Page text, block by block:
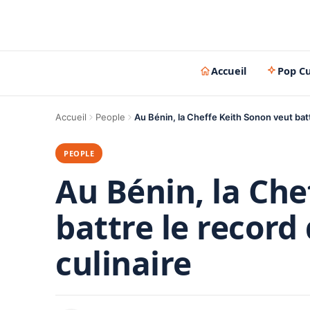
Accueil Pop
Accueil People Au Bénin, la Cheffe Keith Sonon veut
PEOPLE
Au Bénin, la
battre le
culinaire